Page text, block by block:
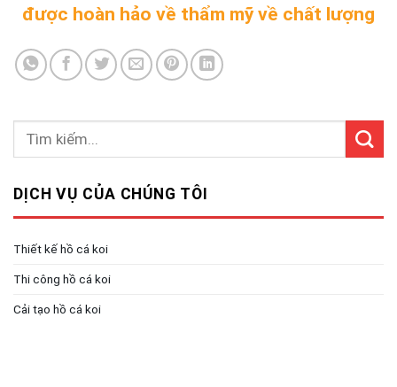
được hoàn hảo về thẩm mỹ về chất lượng
DỊCH VỤ CỦA CHÚNG TÔI
Thiết kế hồ cá koi
Thi công hồ cá koi
Cải tạo hồ cá koi